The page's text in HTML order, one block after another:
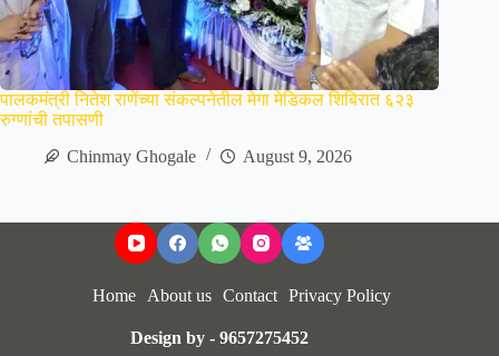
पालकमंत्री नितेश राणेंच्या संकल्पनेतील मेगा मेडिकल शिबिरात ६२३
रुग्णांची तपासणी
Chinmay Ghogale
August 9, 2026
Home About us Contact Privacy Policy
Design by - 9657275452